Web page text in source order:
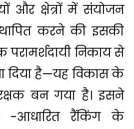
और क्षेत्रों में संयोजन
करने की इसकी
निकाय से
दिया है—यह विकास के
बन गया है। इसने
-आधारित रैंकिंग के